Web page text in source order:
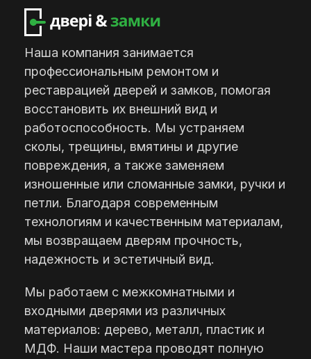
Наша компания занимается
профессиональным ремонтом и
реставрацией дверей и замков, помогая
восстановить их внешний вид и
работоспособность. Мы устраняем
сколы, трещины, вмятины и другие
повреждения, а также заменяем
изношенные или сломанные замки, ручки и
петли. Благодаря современным
технологиям и качественным материалам,
мы возвращаем дверям прочность,
надежность и эстетичный вид.
Мы работаем с межкомнатными и
входными дверями из различных
материалов: дерево, металл, пластик и
МДФ. Наши мастера проводят полную